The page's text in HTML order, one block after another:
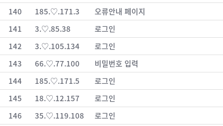
140
185.♡.171.3
오류안내 페이지
141
3.♡.85.38
로그인
142
3.♡.105.134
로그인
143
66.♡.77.100
비밀번호 입력
144
185.♡.171.5
로그인
145
18.♡.12.157
로그인
146
35.♡.119.108
로그인